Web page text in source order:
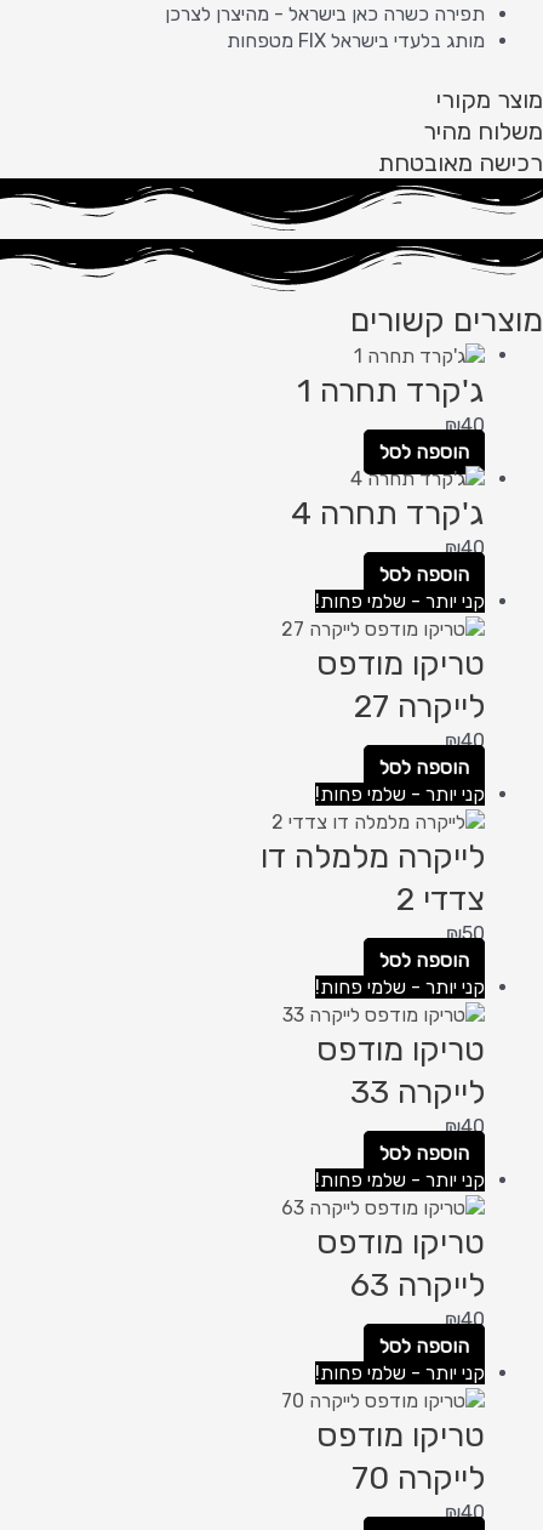
תפירה כשרה כאן בישראל - מהיצרן לצרכן
מותג בלעדי בישראל FIX מטפחות
מוצר מקורי
משלוח מהיר
רכישה מאובטחת
מוצרים קשורים
ג'קרד תחרה 1
₪40
הוספה לסל
ג'קרד תחרה 4
₪40
הוספה לסל
קני יותר - שלמי פחות!
טריקו מודפס
לייקרה 27
₪40
הוספה לסל
קני יותר - שלמי פחות!
לייקרה מלמלה דו
צדדי 2
₪50
הוספה לסל
קני יותר - שלמי פחות!
טריקו מודפס
לייקרה 33
₪40
הוספה לסל
קני יותר - שלמי פחות!
טריקו מודפס
לייקרה 63
₪40
הוספה לסל
קני יותר - שלמי פחות!
טריקו מודפס
לייקרה 70
₪40